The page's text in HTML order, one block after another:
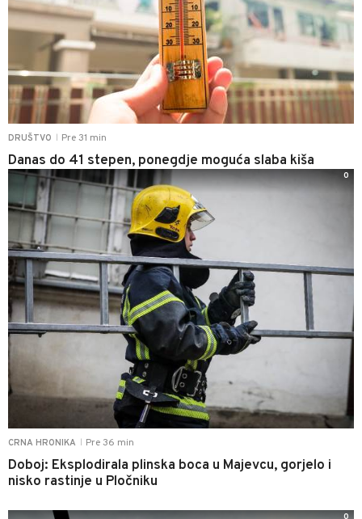
DRUŠTVO Pre 31 min
Danas do 41 stepen, ponegdje moguća slaba kiša
CRNA HRONIKA Pre 36 min
Doboj: Eksplodirala plinska boca u Majevcu, gorjelo i
nisko rastinje u Pločniku
0
0